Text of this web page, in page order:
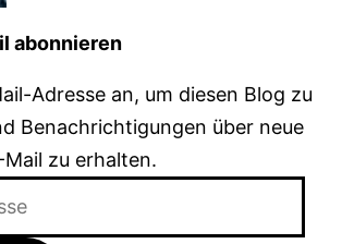
abonnieren
Adresse an, um diesen Blog zu
Benachrichtigungen über neue
zu erhalten.